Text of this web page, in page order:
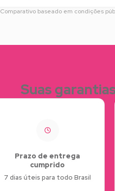
Comparativo baseado em condições
Suas
Prazo de entrega
cumprido
7 dias úteis para todo Brasil